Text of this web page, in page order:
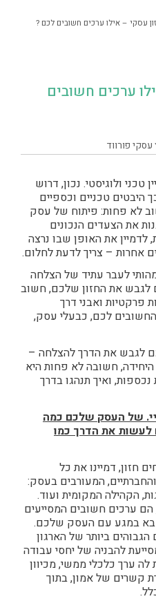
עסקי – אילו ערכים חשובים לכם ?
ערכים חשובים
עסקי פורווד
ולוגיסטי. נכון, דרוש
היבטים טכניים וכספיים
לא פחות: פיתוח של עסק
את הצעדים הנכונים
לדמיין את האופן שבו נרצה
אחרות – צריך לדעת לחלום.
לעבר עתיד של הצלחה
לגבש את החזון שלכם, חשוב
פרקטיות ואבני דרך
לכם, כבעלי עסק,
לגבש את הדרך להצלחה –
חשובה לא פחות היא
נכספות, ואיך תנהגו בדרך
של העסק שלכם כמה
לעשות את הדרך כמו
חזון, דמיינו את כל
המעורבים בעסק:
הקהילה המקומית ועוד.
הם ערכים חשובים המסייעים
במגע עם העסק שלכם.
ביותר של הארגון
להבניה של יחסי עבודה
לה ערך כלכלי ממשי, מכיוון
קשרים של אמון, בתוך